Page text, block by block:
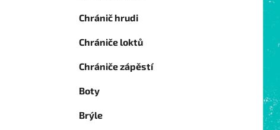
Chránič hrudi
Chrániče loktů
Chrániče zápěstí
Boty
Brýle